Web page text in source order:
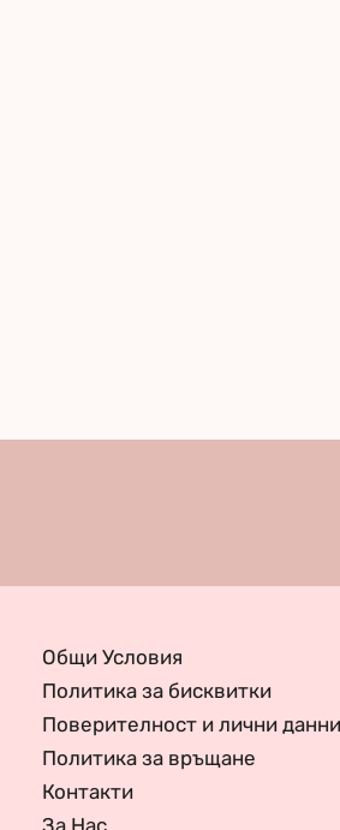
Общи Условия
Политика за бисквитки
Поверителност и лични данни
Политика за връщане
Контакти